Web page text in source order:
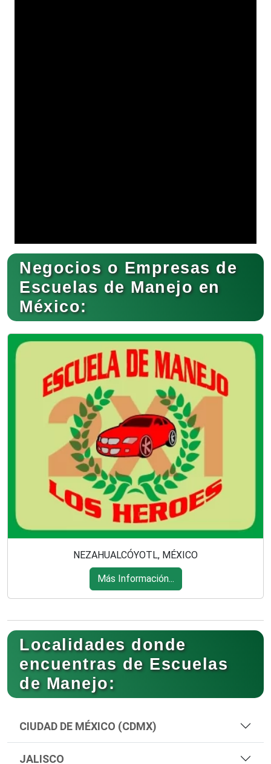
Negocios o Empresas de
Escuelas de Manejo en
México:
NEZAHUALCÓYOTL, MÉXICO
Más Información...
Localidades donde
encuentras de Escuelas
de Manejo:
CIUDAD DE MÉXICO (CDMX)
JALISCO